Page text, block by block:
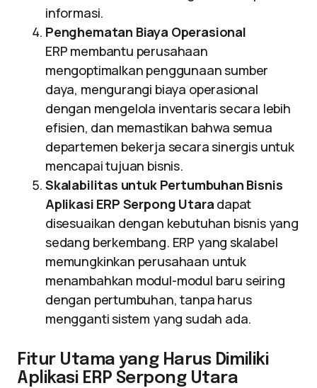
informasi.
Penghematan Biaya Operasional
ERP membantu perusahaan
mengoptimalkan penggunaan sumber
daya, mengurangi biaya operasional
dengan mengelola inventaris secara lebih
efisien, dan memastikan bahwa semua
departemen bekerja secara sinergis untuk
mencapai tujuan bisnis.
Skalabilitas untuk Pertumbuhan Bisnis
Aplikasi ERP Serpong Utara dapat
disesuaikan dengan kebutuhan bisnis yang
sedang berkembang. ERP yang skalabel
memungkinkan perusahaan untuk
menambahkan modul-modul baru seiring
dengan pertumbuhan, tanpa harus
mengganti sistem yang sudah ada.
Fitur Utama yang Harus Dimiliki
Aplikasi ERP Serpong Utara